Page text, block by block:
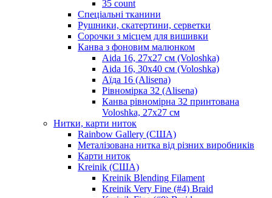
35 count
Спеціальні тканини
Рушники, скатертини, серветки
Сорочки з місцем для вишивки
Канва з фоновим малюнком
Aida 16, 27х27 см (Voloshka)
Aida 16, 30х40 см (Voloshka)
Аїда 16 (Alisena)
Рівномірка 32 (Alisena)
Канва рівномірна 32 принтована
Voloshka, 27х27 см
Нитки, карти ниток
Rainbow Gallery (США)
Металізована нитка від різних виробників
Карти ниток
Kreinik (США)
Kreinik Blending Filament
Kreinik Very Fine (#4) Braid